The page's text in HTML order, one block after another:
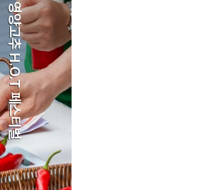
영양고추 H.O.T 페스티벌